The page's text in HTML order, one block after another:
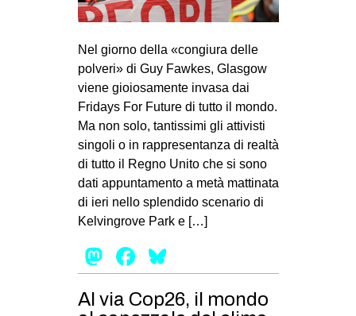
Nel giorno della «congiura delle
polveri» di Guy Fawkes, Glasgow
viene gioiosamente invasa dai
Fridays For Future di tutto il mondo.
Ma non solo, tantissimi gli attivisti
singoli o in rappresentanza di realtà
di tutto il Regno Unito che si sono
dati appuntamento a metà mattinata
di ieri nello splendido scenario di
Kelvingrove Park e […]
Mastodon
Facebook
Al via Cop26, il mondo